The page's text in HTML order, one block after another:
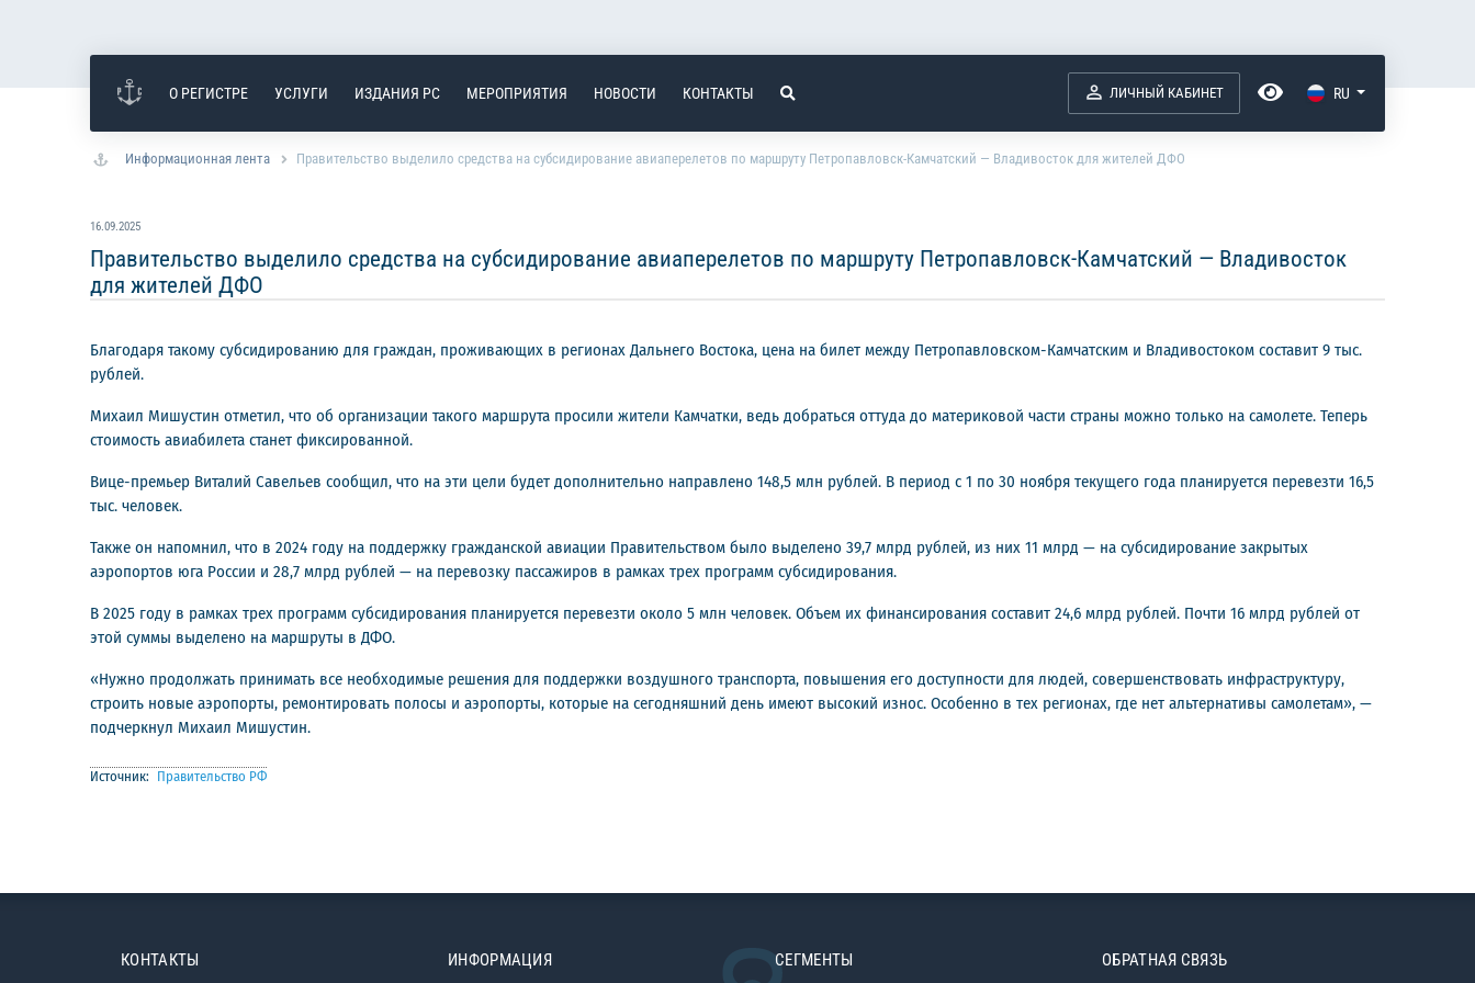
О РЕГИСТРЕ УСЛУГИ ИЗДАНИЯ РС МЕРОПРИЯТИЯ НОВОСТИ КОНТАКТЫ ЛИЧНЫЙ КАБИНЕТ RU
Информационная лента Правительство выделило средства на субсидирование авиаперелетов по маршруту Петропавловск-Камчатский — Владивосток для жителей ДФО
16.09.2025
Правительство выделило средства на субсидирование авиаперелетов по маршруту Петропавловск-Камчатский — Владивосток
для жителей ДФО
Благодаря такому субсидированию для граждан, проживающих в регионах Дальнего Востока, цена на билет между Петропавловском-Камчатским и Владивостоком составит 9 тыс.
рублей.
Михаил Мишустин отметил, что об организации такого маршрута просили жители Камчатки, ведь добраться оттуда до материковой части страны можно только на самолете. Теперь
стоимость авиабилета станет фиксированной.
Вице-премьер Виталий Савельев сообщил, что на эти цели будет дополнительно направлено 148,5 млн рублей. В период с 1 по 30 ноября текущего года планируется перевезти 16,5
тыс. человек.
Также он напомнил, что в 2024 году на поддержку гражданской авиации Правительством было выделено 39,7 млрд рублей, из них 11 млрд — на субсидирование закрытых
аэропортов юга России и 28,7 млрд рублей — на перевозку пассажиров в рамках трех программ субсидирования.
В 2025 году в рамках трех программ субсидирования планируется перевезти около 5 млн человек. Объем их финансирования составит 24,6 млрд рублей. Почти 16 млрд рублей от
этой суммы выделено на маршруты в ДФО.
«Нужно продолжать принимать все необходимые решения для поддержки воздушного транспорта, повышения его доступности для людей, совершенствовать инфраструктуру,
строить новые аэропорты, ремонтировать полосы и аэропорты, которые на сегодняшний день имеют высокий износ. Особенно в тех регионах, где нет альтернативы самолетам», —
подчеркнул Михаил Мишустин.
Источник: Правительство РФ
КОНТАКТЫ ИНФОРМАЦИЯ СЕГМЕНТЫ ОБРАТНАЯ СВЯЗЬ